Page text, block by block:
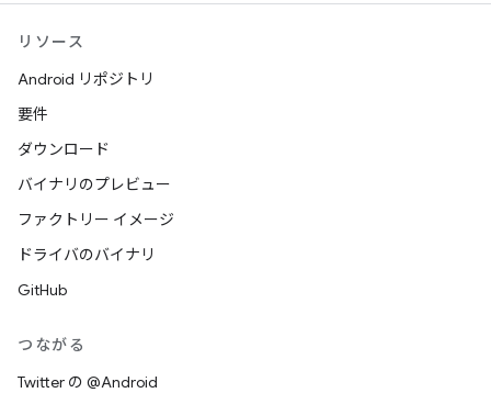
リソース
Android リポジトリ
要件
ダウンロード
バイナリのプレビュー
ファクトリー イメージ
ドライバのバイナリ
GitHub
つながる
Twitter の @Android